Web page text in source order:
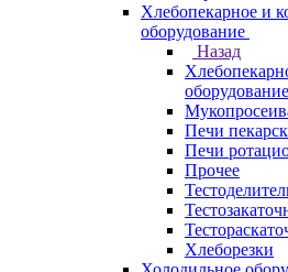
Хлебопекарное и
оборудование
Назад
оборудование
Печи
Печи
Прочее
Хлеборезки